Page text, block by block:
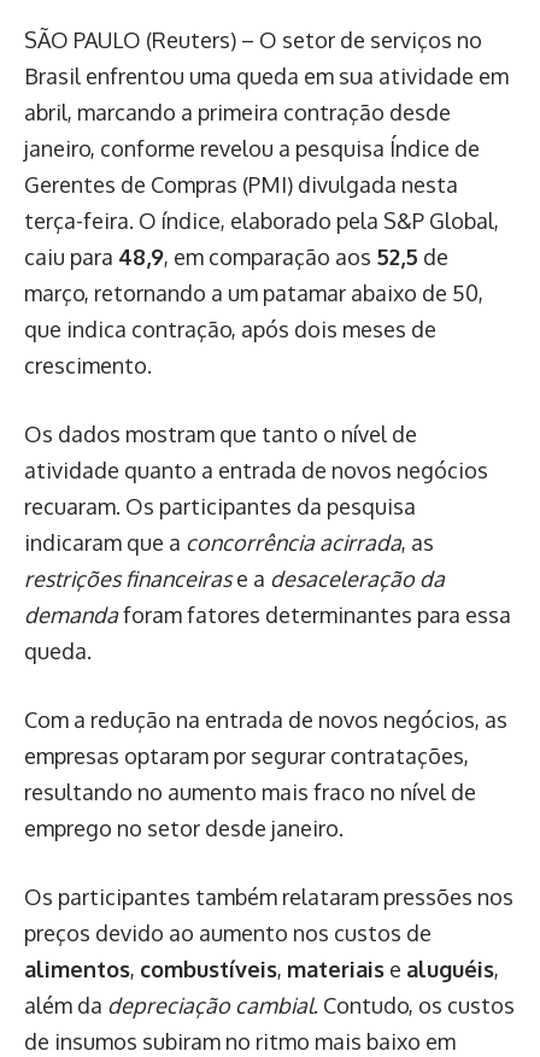
SÃO PAULO (Reuters) – O setor de serviços no
Brasil enfrentou uma queda em sua atividade em
abril, marcando a primeira contração desde
janeiro, conforme revelou a pesquisa Índice de
Gerentes de Compras (PMI) divulgada nesta
terça-feira. O índice, elaborado pela S&P Global,
caiu para 48,9, em comparação aos 52,5 de
março, retornando a um patamar abaixo de 50,
que indica contração, após dois meses de
crescimento.
Os dados mostram que tanto o nível de
atividade quanto a entrada de novos negócios
recuaram. Os participantes da pesquisa
indicaram que a concorrência acirrada, as
restrições financeirase a desaceleração da
demandaforam fatores determinantes para essa
queda.
Com a redução na entrada de novos negócios, as
empresas optaram por segurar contratações,
resultando no aumento mais fraco no nível de
emprego no setor desde janeiro.
Os participantes também relataram pressões nos
preços devido ao aumento nos custos de
alimentos, combustíveis, materiais e aluguéis,
além da depreciação cambial. Contudo, os custos
de insumos subiram no ritmo mais baixo em